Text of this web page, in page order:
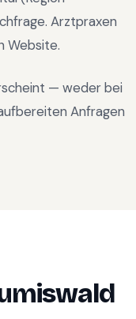
. Arztpraxen
Website.
— weder bei
Anfragen